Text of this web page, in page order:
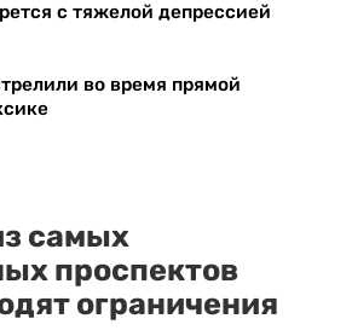
с тяжелой депрессией
во время прямой
самых
проспектов
ограничения